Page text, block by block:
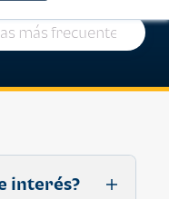
interés?